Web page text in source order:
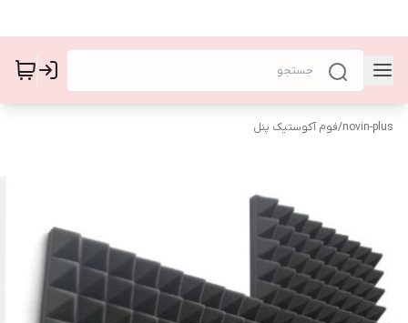
novin-plus
/فوم آکوستیک پنل